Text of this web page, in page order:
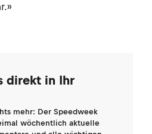
direkt in Ihr
mehr: Der Speedweek
wöchentlich aktuelle